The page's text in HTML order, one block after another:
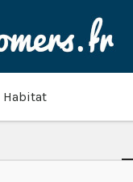
Habitat